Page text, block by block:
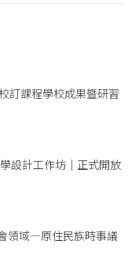
訂課程學校成果暨研習
設計工作坊｜正式開放
領域—原住民族時事議